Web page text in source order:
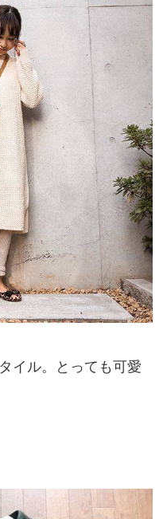
イル。とっても可愛